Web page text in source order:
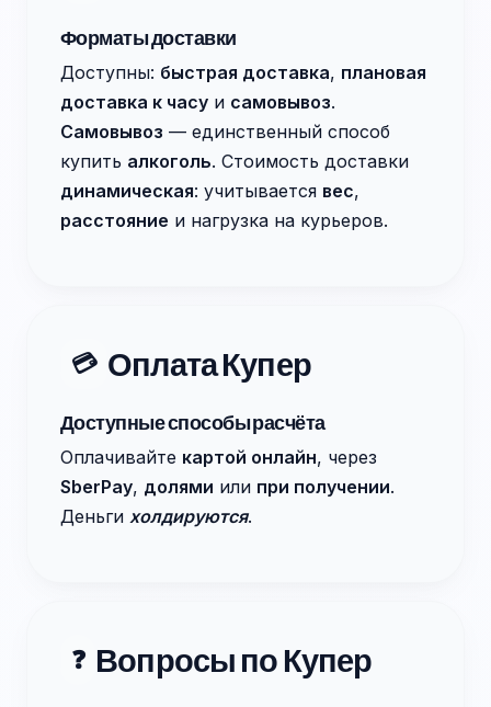
Форматы доставки
Доступны: быстрая доставка, плановая
доставка к часу и самовывоз.
Самовывоз — единственный способ
купить алкоголь. Стоимость доставки
динамическая: учитывается вес,
расстояние и нагрузка на курьеров.
💳 Оплата Купер
Доступные способы расчёта
Оплачивайте картой онлайн, через
SberPay, долями или при получении.
Деньги холдируются.
❓ Вопросы по Купер